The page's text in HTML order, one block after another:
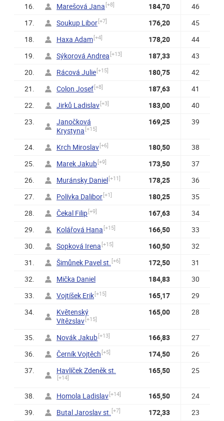
16.
Marešová Jana [+8] 184,70
46
17.
Soukup Libor[+7] 176,20
45
18.
Haxa Adam[+4] 178,20
44
19.
Sýkorová Andrea [+13] 187,33
43
20.
Rácová Julie[+15] 180,75
42
21.
Colon Josef[+8] 187,63
41
22.
Jirků Ladislav[+3] 183,00
40
23.
Janočková
Krystyna [+15]
169,25 39
24. Krch Miroslav[+6] 180,50
38
25.
Marek Jakub[+9] 173,50
37
26.
Muránsky Daniel[+11] 178,25
36
27.
Polívka Dalibor[+1] 180,25
35
28.
Čekal Filip[+9] 167,63
34
29.
Kolářová Hana [+15] 166,50
33
30.
Sopková Irena [+15] 160,50
32
31.
Šimůnek Pavel st. [+6] 172,50
31
32.
Mička Daniel 184,83
30
33.
Vojtíšek Erik[+15] 165,17
29
34.
Květenský
Vítězslav[+15]
165,00 28
35. Novák Jakub[+13] 166,83
27
36.
Černík Vojtěch [+5] 174,50
26
37.
Havlíček Zdeněk st.
[+14]
165,50 25
38. Homola Ladislav[+14] 165,50
24
39.
Butal Jaroslav st. [+7] 172,33
23